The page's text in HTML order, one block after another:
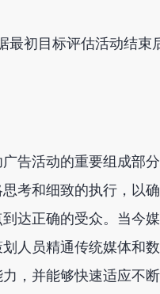
最初目标评估活动结束
告活动的重要组成部
考和细致的执行，以
达正确的受众。当今
人员精通传统媒体和
，并能够快速适应不